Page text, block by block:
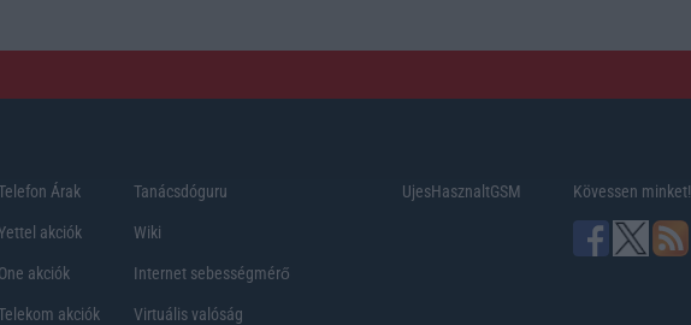
Árak
akciók
One akciók
akciók
Tanácsdóguru
Wiki
Internet sebességmérő
Virtuális valóság
UjesHasznaltGSM Kövessen minket!